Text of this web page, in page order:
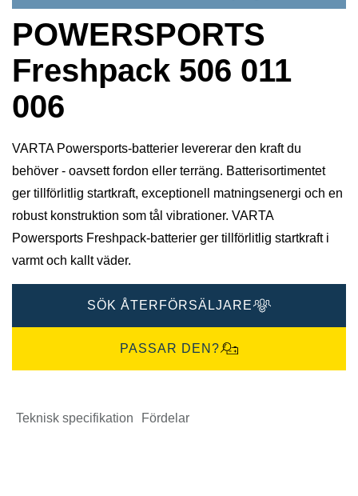
POWERSPORTS
Freshpack 506 011
006
VARTA Powersports-batterier levererar den kraft du
behöver - oavsett fordon eller terräng. Batterisortimentet
ger tillförlitlig startkraft, exceptionell matningsenergi och en
robust konstruktion som tål vibrationer. VARTA
Powersports Freshpack-batterier ger tillförlitlig startkraft i
varmt och kallt väder.
SÖK ÅTERFÖRSÄLJARE
PASSAR DEN?
Teknisk specifikation Fördelar